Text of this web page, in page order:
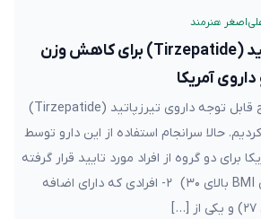
هنرمند
تایید داروی تیرزپاتید (Tirzepatide) برای کاهش وزن
آمریکا
اواخر اردیبهشت از نتایج قابل توجه داروی تیرزپاتید (Tirzepatide)
حالا سرانجام استفاده از این دارو توسط
برای دو گروه از افراد مورد تایید قرار گرفته
است: ۱- افراد چاق (دارای BMI بالای ۳۰) ۲- افرادی که دارای اضافه